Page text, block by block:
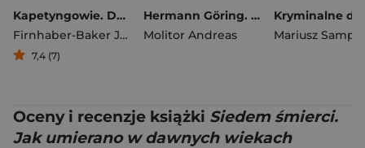
Kapetyngowie. Dynastia, która stworzyła średniowieczną Francję
Firnhaber-Baker Justine
7,4 (7)
Hermann Göring. Drugi człowiek Trzeciej Rzeszy
Molitor Andreas
Mariusz Samp
Oceny i recenzje książki Siedem śmierci.
Jak umierano w dawnych wiekach